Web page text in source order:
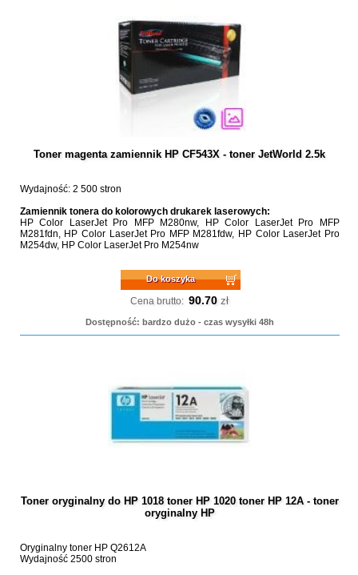
Toner magenta zamiennik HP CF543X - toner JetWorld 2.5k
Wydajność: 2 500 stron
Zamiennik tonera do kolorowych drukarek laserowych:
HP Color LaserJet Pro MFP M280nw, HP Color LaserJet Pro MFP
M281fdn, HP Color LaserJet Pro MFP M281fdw, HP Color LaserJet Pro
M254dw, HP Color LaserJet Pro M254nw
Do koszyka
Cena brutto: 90.70 zł
Dostępność: bardzo dużo - czas wysyłki 48h
Toner oryginalny do HP 1018 toner HP 1020 toner HP 12A - toner
oryginalny HP
Oryginalny toner HP Q2612A
Wydajność 2500 stron